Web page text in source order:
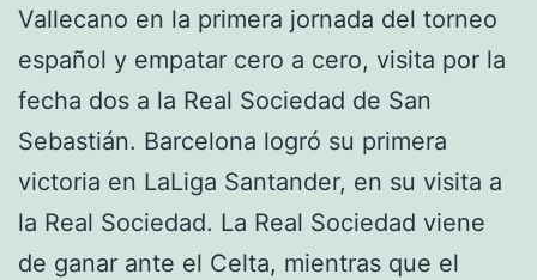
Vallecano en la primera jornada del torneo
español y empatar cero a cero, visita por la
fecha dos a la Real Sociedad de San
Sebastián. Barcelona logró su primera
victoria en LaLiga Santander, en su visita a
la Real Sociedad. La Real Sociedad viene
de ganar ante el Celta, mientras que el